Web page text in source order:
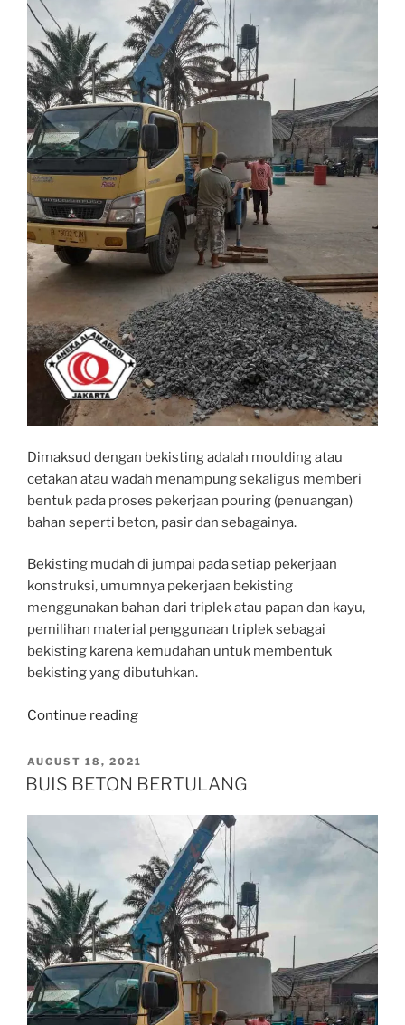
Dimaksud dengan bekisting adalah moulding atau
cetakan atau wadah menampung sekaligus memberi
bentuk pada proses pekerjaan pouring (penuangan)
bahan seperti beton, pasir dan sebagainya.
Bekisting mudah di jumpai pada setiap pekerjaan
konstruksi, umumnya pekerjaan bekisting
menggunakan bahan dari triplek atau papan dan kayu,
pemilihan material penggunaan triplek sebagai
bekisting karena kemudahan untuk membentuk
bekisting yang dibutuhkan.
Continue reading“BEKISTING
POSTED
ON
AUGUST 18, 2021
BUIS BETON BERTULANG